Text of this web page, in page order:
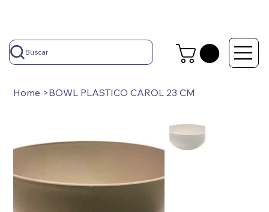
Buscar
Home >BOWL PLASTICO CAROL 23 CM